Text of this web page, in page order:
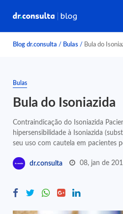
Blog dr.consulta / Bulas / Bula do
Bulas
Bula do Isoniazida
Contraindicação do Isoniazida
hipersensibilidade à Isoniazida
seu uso com cautela em pacientes
dr.consulta 08, jan de